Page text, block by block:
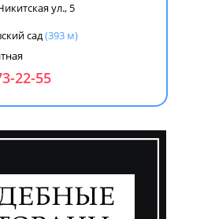
ул., 5
сад(393 м)
22-55